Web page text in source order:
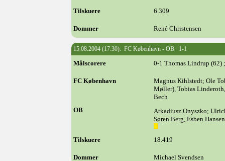
Tilskuere
6.309
Dommer René Christensen
15.08.2004 (17:30): FC København - OB 1-1
Målscorere 0-1 Thomas Lindrup (62)
FC København
Magnus Kihlstedt; Ole
Møller), Tobias
Bech
OB
Arkadiusz Onyszko;
Søren Berg, Esben
Tilskuere 18.419
Dommer Michael Svendsen